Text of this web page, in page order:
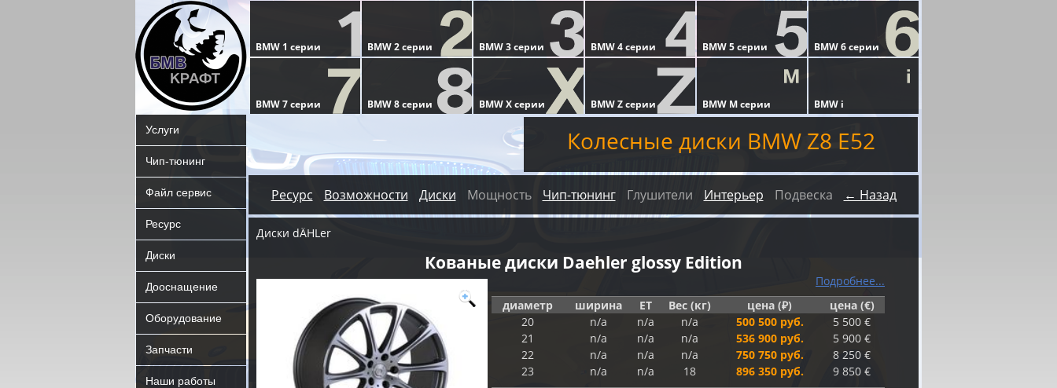
Услуги
Чип-тюнинг
Файл сервис
Ресурс
Диски
Дооснащение
Оборудование
Запчасти
Наши работы
Колесные диски BMW Z8 E52
Ресурс Возможности Диски Мощность Чип-тюнинг Глушители Интерьер Подвеска ← Назад
Диски dÄHLer
Кованые диски Daehler glossy Edition
Подробнее...
диаметр
ширина ET Вес (кг) цена (₽)
цена (€)
20
n/a n/a n/a 500 500 руб.
5 500 €
21
n/a n/a n/a 536 900 руб.
5 900 €
22
n/a n/a n/a 750 750 руб.
8 250 €
23
n/a n/a 18 896 350 руб. 9 850 €